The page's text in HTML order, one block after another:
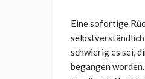
Eine sofortige
schwierig es sei,
begangen